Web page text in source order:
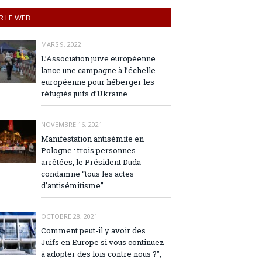
LE WEB
MARS 9, 2022
L’Association juive européenne
lance une campagne à l’échelle
européenne pour héberger les
réfugiés juifs d’Ukraine
NOVEMBRE 16, 2021
Manifestation antisémite en
Pologne : trois personnes
arrêtées, le Président Duda
condamne “tous les actes
d’antisémitisme”
OCTOBRE 28, 2021
Comment peut-il y avoir des
Juifs en Europe si vous continuez
à adopter des lois contre nous ?”,